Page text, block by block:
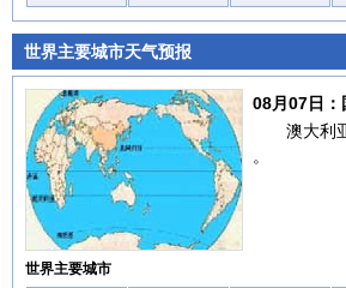
世界主要城市天气预报
08月07日：
澳大利
。
世界主要城市